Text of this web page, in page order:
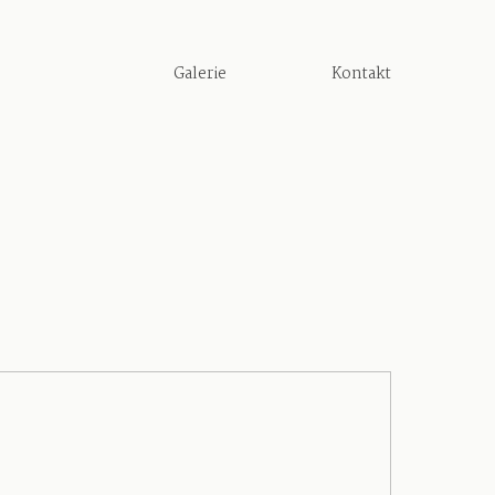
Galerie Kontakt